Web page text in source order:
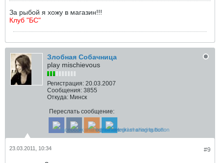
За рыбой я хожу в магазин!!!
Клуб "БС"
Злобная Собачница
play mischievous
Регистрация: 20.03.2007
Сообщения: 3855
Откуда: Минск
Переслать сообщение:
#9
23.03.2011, 10:34